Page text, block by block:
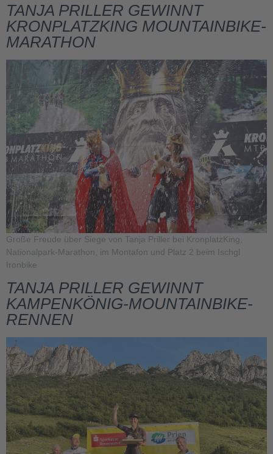
TANJA PRILLER GEWINNT
KRONPLATZKING MOUNTAINBIKE-
MARATHON
Große Freude über Siege von Tanja Priller bei KronplatzKing,
Nationalpark-Marathon, im Montafon und Platz 2 beim Ischgl
Ironbike
TANJA PRILLER GEWINNT
KAMPENKÖNIG-MOUNTAINBIKE-
RENNEN